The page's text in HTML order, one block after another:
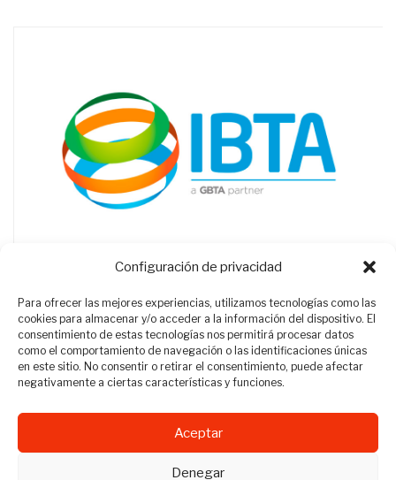
Configuración de privacidad
Para ofrecer las mejores experiencias, utilizamos tecnologías como las
cookies para almacenar y/o acceder a la información del dispositivo. El
consentimiento de estas tecnologías nos permitirá procesar datos
como el comportamiento de navegación o las identificaciones únicas
en este sitio. No consentir o retirar el consentimiento, puede afectar
negativamente a ciertas características y funciones.
Aceptar
Denegar
Revista Travel Manager © 2012 - 2026